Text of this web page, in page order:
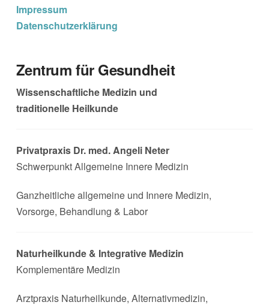
Impressum
Datenschutzerklärung
Zentrum für Gesundheit
Wissenschaftliche Medizin und
traditionelle Heilkunde
Privatpraxis Dr. med. Angeli Neter
Schwerpunkt Allgemeine Innere Medizin
Ganzheitliche allgemeine und Innere Medizin,
Vorsorge, Behandlung & Labor
Naturheilkunde & Integrative Medizin
Komplementäre Medizin
Arztpraxis Naturheilkunde, Alternativmedizin,